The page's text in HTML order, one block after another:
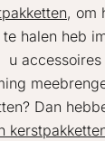
, om
halen heb
u
Dan